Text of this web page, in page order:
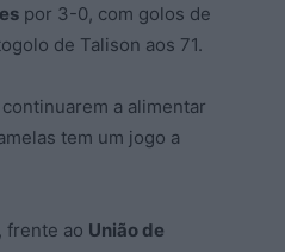
por 3-0, com golos de
de Talison aos 71.
a alimentar
tem um jogo a
frente ao União de